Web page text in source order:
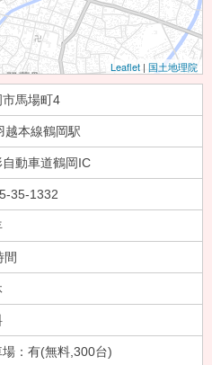
Leaflet | 国土地理院
市馬場町4
越本線鶴岡駅
自動車道鶴岡IC
35-1332
間
場：有(無料,300台)